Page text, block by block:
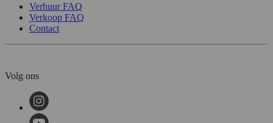
Verhuur FAQ
Verkoop FAQ
Contact
Volg ons